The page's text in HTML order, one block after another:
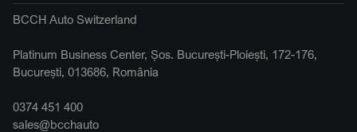
BCCH Auto Switzerland
Platinum Business Center, Șos. București-Ploiești, 172-176,
București, 013686, România
0374 451 400
sales@bcchauto